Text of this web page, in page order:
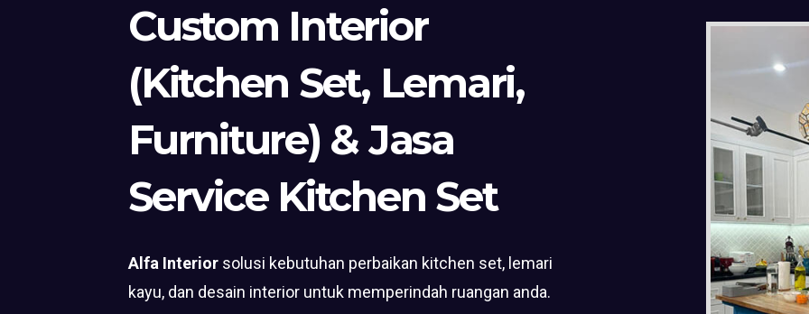
Custom Interior
(Kitchen Set, Lemari,
Furniture) & Jasa
Service Kitchen Set
Alfa Interior solusi kebutuhan perbaikan kitchen set, lemari
kayu, dan desain interior untuk memperindah ruangan anda.